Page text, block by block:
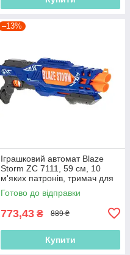
–13%
Іграшковий автомат Blaze
Storm ZC 7111, 59 см, 10
м'яких патронів, тримач для
патронів
Готово до відправки
773,43 ₴ 889 ₴
Купити